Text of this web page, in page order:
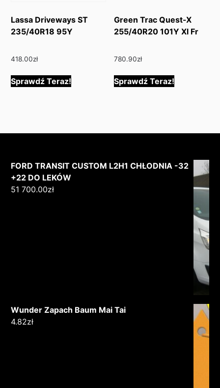
Lassa Driveways ST
235/40R18 95Y
418.00zł
Sprawdź Teraz!
Green Trac Quest-X
255/40R20 101Y Xl Fr
780.90zł
Sprawdź Teraz!
FORD TRANSIT CUSTOM L2H1 CHŁODNIA -32
+22 DO LEKÓW
51 700.00zł
Wunder Zapach Baum Mai Tai
4.82zł